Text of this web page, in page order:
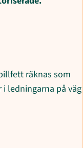
räknas som
ledningarna på väg